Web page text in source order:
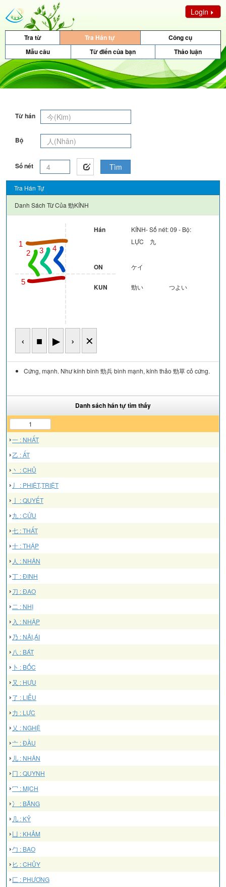
Login
Tra từ Tra Hán tự
Công cụ
Mẫu câu
Từ điển của bạn Thảo luận
Từ hán
Bộ
Số nét Tìm
Tra Hán Tự
Danh Sách Từ Của 勁KÍNH
1
2 3 4
5
‹ ■ ▶ › ✕
Hán
KÍNH- Số nét: 09 - Bộ:
LỰC 九
ON ケイ
KUN 勁い つよい
Cứng, mạnh. Như kính binh 勁兵 binh mạnh, kính thảo 勁草 cỏ cứng.
Danh sách hán tự tìm thấy
1
一 : NHẤT
乙 : ẤT
丶 : CHỦ
丿 : PHIỆT,TRIỆT
亅 : QUYẾT
九 : CỬU
七 : THẤT
十 : THẬP
人 : NHÂN
丁 : ĐINH
刀 : ĐAO
二 : NHỊ
入 : NHẬP
乃 : NÃI,ÁI
八 : BÁT
卜 : BỐC
又 : HỰU
了 : LIỄU
力 : LỰC
乂 : NGHỆ
亠 : ĐẦU
儿 : NHÂN
冂 : QUYNH
冖 : MỊCH
冫 : BĂNG
几 : KỶ
凵 : KHẢM
勹 : BAO
匕 : CHỦY
匚 : PHƯƠNG